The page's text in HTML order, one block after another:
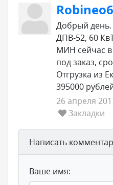
Добрый день.
ДПВ-52, 60
МИН сейчас в
под заказ,
Отгрузка из
395000
26 апреля
Закладки
Написать
Ваше имя: